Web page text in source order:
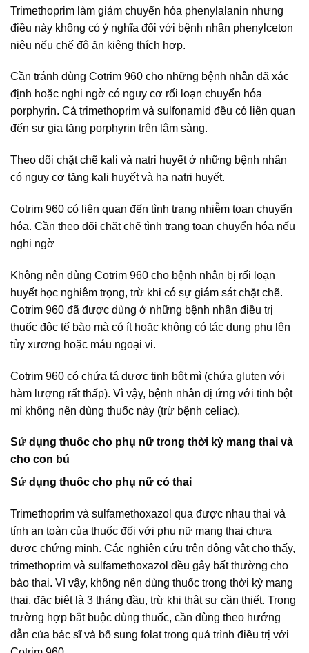
Trimethoprim làm giảm chuyển hóa phenylalanin nhưng
điều này không có ý nghĩa đối với bệnh nhân phenylceton
niệu nếu chế độ ăn kiêng thích hợp.
Cần tránh dùng Cotrim 960 cho những bệnh nhân đã xác
định hoặc nghi ngờ có nguy cơ rối loạn chuyển hóa
porphyrin. Cả trimethoprim và sulfonamid đều có liên quan
đến sự gia tăng porphyrin trên lâm sàng.
Theo dõi chặt chẽ kali và natri huyết ở những bệnh nhân
có nguy cơ tăng kali huyết và hạ natri huyết.
Cotrim 960 có liên quan đến tình trạng nhiễm toan chuyển
hóa. Cần theo dõi chặt chẽ tình trạng toan chuyển hóa nếu
nghi ngờ
Không nên dùng Cotrim 960 cho bệnh nhân bị rối loạn
huyết học nghiêm trọng, trừ khi có sự giám sát chặt chẽ.
Cotrim 960 đã được dùng ở những bệnh nhân điều trị
thuốc độc tế bào mà có ít hoặc không có tác dụng phụ lên
tủy xương hoặc máu ngoại vi.
Cotrim 960 có chứa tá dược tinh bột mì (chứa gluten với
hàm lượng rất thấp). Vì vậy, bệnh nhân dị ứng với tinh bột
mì không nên dùng thuốc này (trừ bệnh celiac).
Sử dụng thuốc cho phụ nữ trong thời kỳ mang thai và
cho con bú
Sử dụng thuốc cho phụ nữ có thai
Trimethoprim và sulfamethoxazol qua được nhau thai và
tính an toàn của thuốc đối với phụ nữ mang thai chưa
được chứng minh. Các nghiên cứu trên động vật cho thấy,
trimethoprim và sulfamethoxazol đều gây bất thường cho
bào thai. Vì vậy, không nên dùng thuốc trong thời kỳ mang
thai, đặc biệt là 3 tháng đầu, trừ khi thật sự cần thiết. Trong
trường hợp bắt buộc dùng thuốc, cần dùng theo hướng
dẫn của bác sĩ và bổ sung folat trong quá trình điều trị với